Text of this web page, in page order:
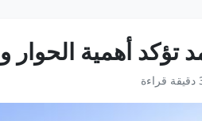
أهمية الحوار